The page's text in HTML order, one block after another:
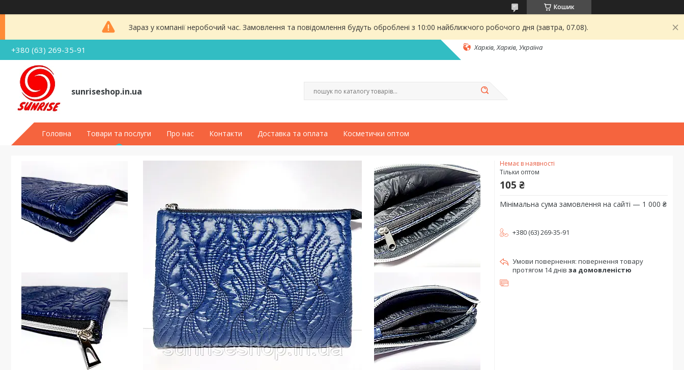
Кошик
Зараз у компанії неробочий час. Замовлення та повідомлення будуть оброблені з 10:00 найближчого робочого дня (завтра, 07.08).
+380 (63) 269-35-91 Харків, Харків, Україна
sunriseshop.in.ua
Головна Товари та послуги Про нас Контакти Доставка та оплата Косметички оптом
Немає в наявності
Тільки оптом
105 ₴
Мінімальна сума замовлення на сайті — 1 000 ₴
+380 (63) 269-35-91
повернення товару
протягом 14 днів за домовленістю